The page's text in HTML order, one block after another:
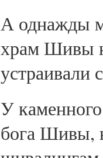
А однажды
храм Шивы
устраивали
У
бога Шивы,